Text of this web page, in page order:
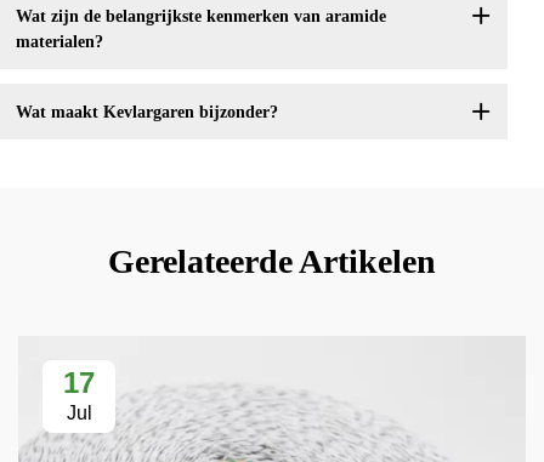
Wat zijn de belangrijkste kenmerken van aramide
materialen?
Wat maakt Kevlargaren bijzonder?
Gerelateerde Artikelen
17
Jul